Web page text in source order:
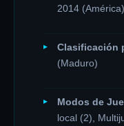
2014
Clasificación
(Maduro)
Modos de
local (2),